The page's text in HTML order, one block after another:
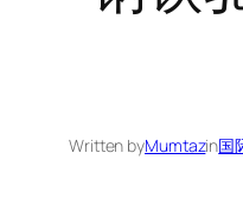
Written byMumtazin国